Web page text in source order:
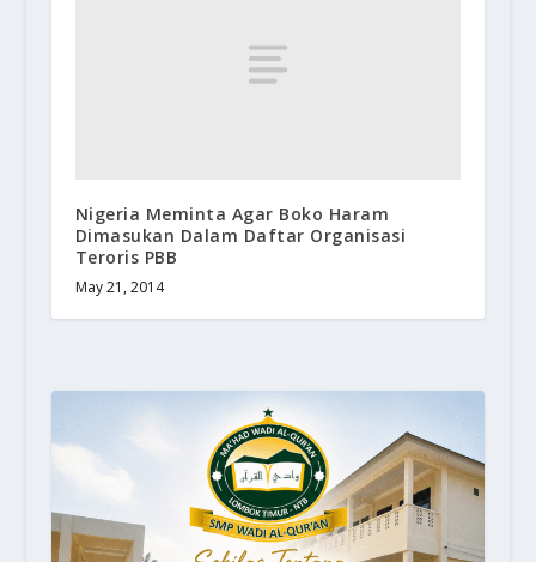
Nigeria Meminta Agar Boko Haram
Dimasukan Dalam Daftar Organisasi
Teroris PBB
May 21, 2014